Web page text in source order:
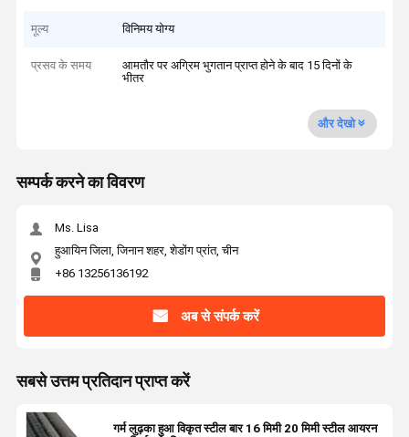
मूल्य विनिमय योग्य
प्रसव के समय
आमतौर पर अग्रिम भुगतान प्राप्त होने के बाद 15 दिनों के
भीतर
और देखो
सम्पर्क करने का विवरण
Ms. Lisa
हुआयिन जिला, जिनान शहर, शेडोंग प्रांत, चीन
+86 13256136192
अब से संपर्क करें
सबसे उत्तम प्रतिदान प्राप्त करें
गर्म लुढ़का हुआ विकृत स्टील बार 16 मिमी 20 मिमी स्टील आयरन